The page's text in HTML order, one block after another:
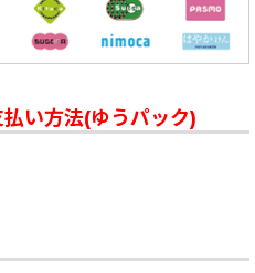
い方法(ゆうパック)